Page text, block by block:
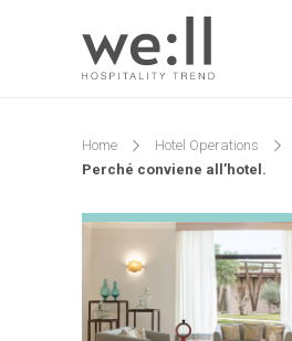
Home Hotel Operations
Perché conviene all’hotel.